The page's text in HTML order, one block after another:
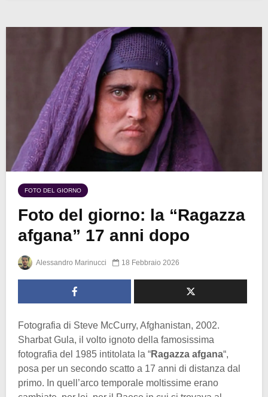
FOTO DEL GIORNO
Foto del giorno: la “Ragazza
afgana” 17 anni dopo
Alessandro Marinucci 18 Febbraio 2026
Fotografia di Steve McCurry, Afghanistan, 2002.
Sharbat Gula, il volto ignoto della famosissima
fotografia del 1985 intitolata la “Ragazza afgana“,
posa per un secondo scatto a 17 anni di distanza dal
primo. In quell’arco temporale moltissime erano